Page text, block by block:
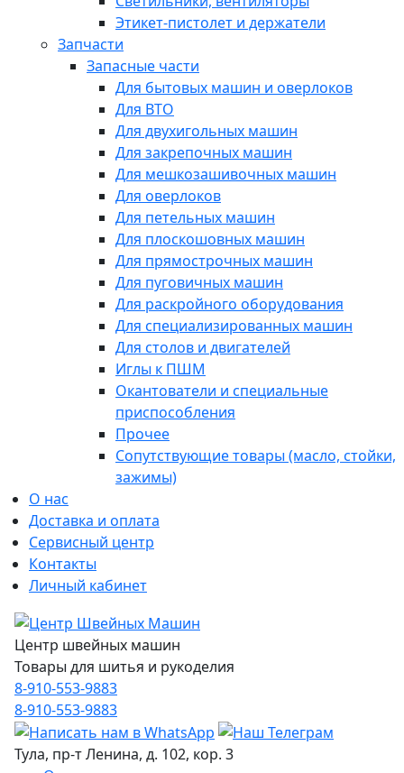
Этикет-пистолет и держатели
Запчасти
Запасные части
Для бытовых машин и оверлоков
Для ВТО
Для двухигольных машин
Для закрепочных машин
Для мешкозашивочных машин
Для оверлоков
Для петельных машин
Для плоскошовных машин
Для прямострочных машин
Для пуговичных машин
Для раскройного оборудования
Для специализированных машин
Для столов и двигателей
Иглы к ПШМ
Окантователи и специальные
приспособления
Прочее
Сопутствующие товары (масло, стойки,
зажимы)
О нас
Доставка и оплата
Сервисный центр
Контакты
Личный кабинет
Центр швейных машин
Товары для шитья и рукоделия
8-910-553-9883
8-910-553-9883
Тула, пр-т Ленина, д. 102, кор. 3